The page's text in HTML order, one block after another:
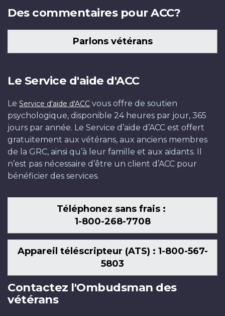
Des commentaires pour ACC?
Parlons vétérans
Le Service d'aide d'ACC
Le Service d'aide d'ACC vous offre de soutien
psychologique, disponible 24 heures par jour, 365
jours par année. Le Service d’aide d’ACC est offert
gratuitement aux vétérans, aux anciens membres
de la GRC, ainsi qu’à leur famille et aux aidants. Il
n’est pas nécessaire d’être un client d’ACC pour
bénéficier des services.
Téléphonez sans frais :
1-800-268-7708
Appareil téléscripteur (ATS) : 1-800-567-
5803
Contactez l'Ombudsman des
vétérans